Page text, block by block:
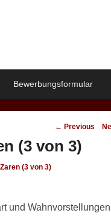
Bewerbungsformular
Image
navigation
← Previous
(3 von 3)
(3 von 3)
und Wahnvorstellungen